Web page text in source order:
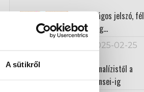
A sütikről
Biztonságos jelszó, fél
egészség…
2025-02-25
A GAP analízistől a
Cybersensei-ig